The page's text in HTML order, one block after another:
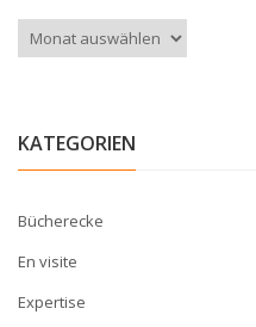
Archiv
KATEGORIEN
Bücherecke
En visite
Expertise